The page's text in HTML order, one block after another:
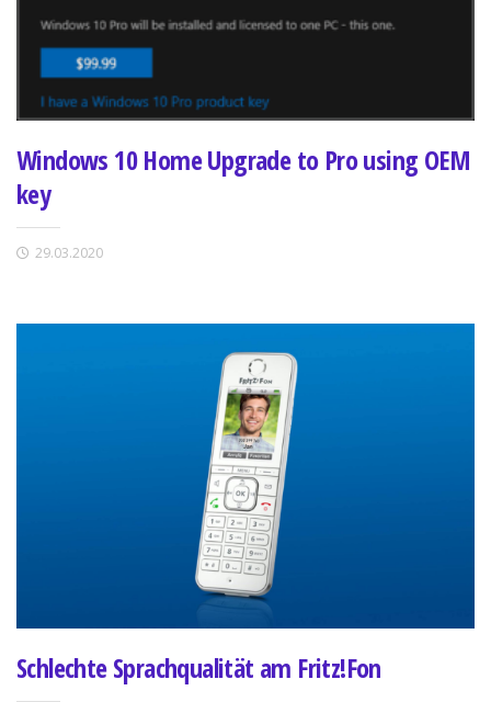
Windows 10 Home Upgrade to Pro using OEM
key
29.03.2020
Schlechte Sprachqualität am Fritz!Fon